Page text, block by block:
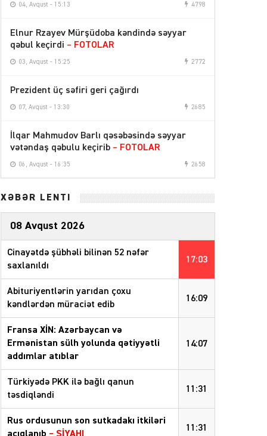
04, Avqust - 15:13 4798
Elnur Rzayev Mürşüdoba kəndində səyyar
qəbul keçirdi – FOTOLAR
03, Avqust - 15:25 2772
Prezident üç səfiri geri çağırdı
07, Avqust - 13:30 2685
İlqar Mahmudov Barlı qəsəbəsində səyyar
vətəndaş qəbulu keçirib – FOTOLAR
06, Avqust - 16:35 2658
XƏBƏR LENTİ
08 Avqust 2026
17:03
Cinayətdə şübhəli bilinən 52 nəfər
saxlanıldı
16:09
Abituriyentlərin yarıdan çoxu
kəndlərdən müraciət edib
14:07
Fransa XİN: Azərbaycan və
Ermənistan sülh yolunda qətiyyətli
addımlar atıblar
11:31
Türkiyədə PKK ilə bağlı qanun
təsdiqləndi
11:31
Rus ordusunun son sutkadakı itkiləri